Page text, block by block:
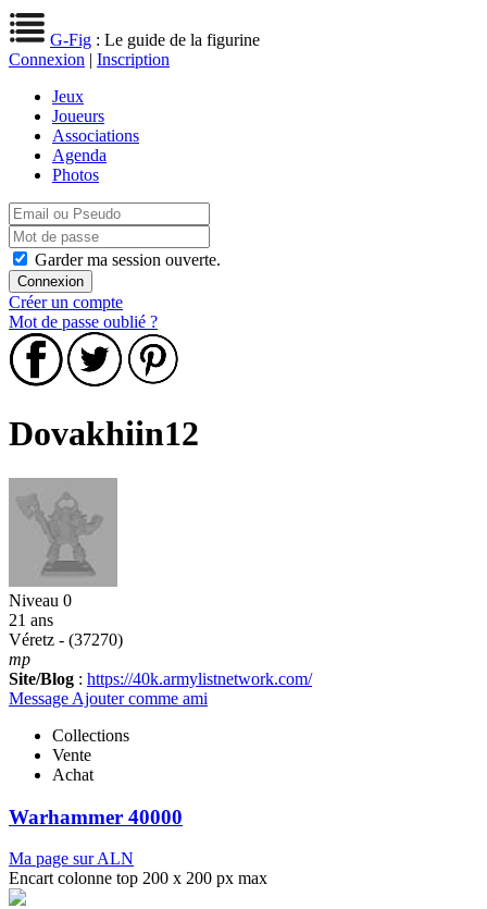
G-Fig : Le guide de la figurine
Connexion | Inscription
Jeux
Joueurs
Associations
Agenda
Photos
Garder ma session ouverte.
Créer un compte
Mot de passe oublié ?
Dovakhiin12
Niveau 0
21 ans
Véretz - (37270)
mp
Site/Blog : https://40k.armylistnetwork.com/
Message Ajouter comme ami
Collections
Vente
Achat
Warhammer 40000
Ma page sur ALN
Encart colonne top 200 x 200 px max